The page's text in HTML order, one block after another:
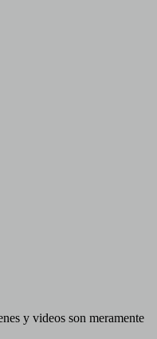
y videos son meramente